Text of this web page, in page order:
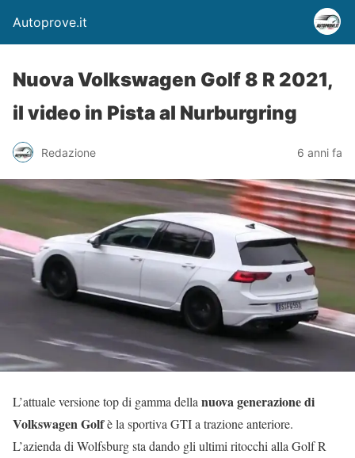
Autoprove.it
Nuova Volkswagen Golf 8 R 2021,
il video in Pista al Nurburgring
Redazione 6 anni fa
L’attuale versione top di gamma della nuova generazione di
Volkswagen Golfè la sportiva GTI a trazione anteriore.
L’azienda di Wolfsburg sta dando gli ultimi ritocchi alla Golf R